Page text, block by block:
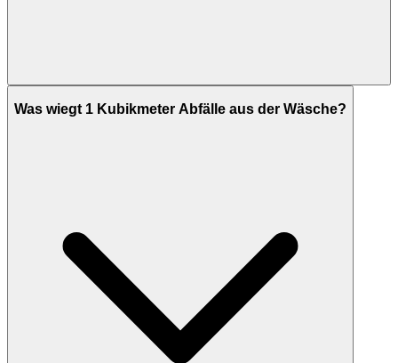
Was wiegt 1 Kubikmeter Abfälle aus der Wäsche?